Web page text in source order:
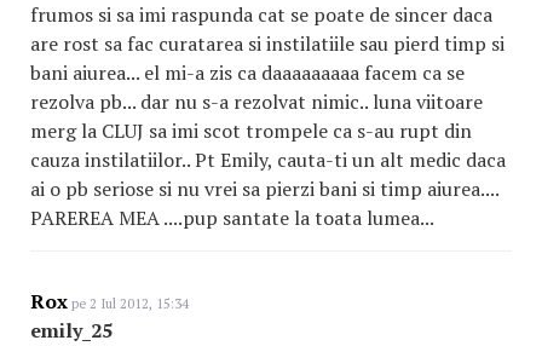
frumos si sa imi raspunda cat se poate de sincer daca
are rost sa fac curatarea si instilatiile sau pierd timp si
bani aiurea... el mi-a zis ca daaaaaaaaa facem ca se
rezolva pb... dar nu s-a rezolvat nimic.. luna viitoare
merg la CLUJ sa imi scot trompele ca s-au rupt din
cauza instilatiilor.. Pt Emily, cauta-ti un alt medic daca
ai o pb seriose si nu vrei sa pierzi bani si timp aiurea....
PAREREA MEA ....pup santate la toata lumea...
Rox pe 2 Iul 2012, 15:34
emily_25